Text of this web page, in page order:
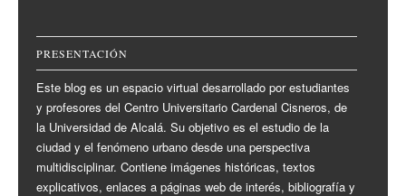
PRESENTACIÓN
Este blog es un espacio virtual desarrollado por estudiantes
y profesores del Centro Universitario Cardenal Cisneros, de
la Universidad de Alcalá. Su objetivo es el estudio de la
ciudad y el fenómeno urbano desde una perspectiva
multidisciplinar. Contiene imágenes históricas, textos
explicativos, enlaces a páginas web de interés, bibliografía y